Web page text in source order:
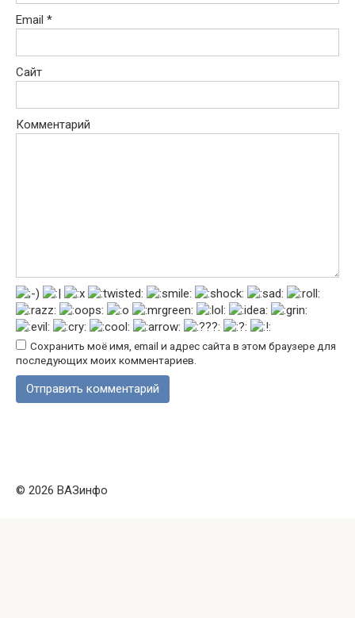
Email *
Сайт
Комментарий
Сохранить моё имя, email и адрес сайта в этом браузере для
последующих моих комментариев.
© 2026 ВАЗинфо